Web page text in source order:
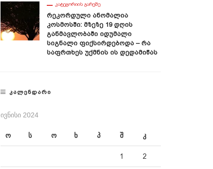
ᲙᲐᲢᲔᲒᲝᲠᲘᲘᲡ ᲒᲐᲠᲔᲨᲔ
Რეკორდული Ანომალია
Კოსმოსში: Მზეზე 19 Დღის
Განმავლობაში Იდუმალი
Სიგნალი Ფიქსირდებოდა – Რა
Საფრთხეს Უქმნის Ის Დედამიწას
ᲙᲐᲚᲔᲜᲓᲐᲠᲘ
ᲘᲕᲜᲘᲡᲘ 2024
ო ს ო ხ პ შ კ
1 2